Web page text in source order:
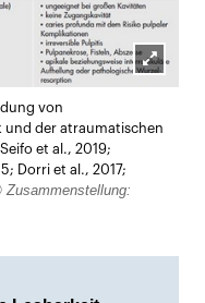
von
und der atraumatischen
et al., 2019;
Dorri et al., 2017;
Zusammenstellung: